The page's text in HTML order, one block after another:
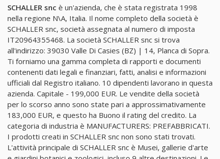
SCHALLER snc è un'azienda, che è stata registrata 1998
nella regione N\A, Italia. Il nome completo della società è
SCHALLER snc, società assegnata al numero di imposta
IT20964355468. La società SCHALLER snc si trova
all'indirizzo: 39030 Valle Di Casies (BZ) | 14, Planca di Sopra.
Ti forniamo una gamma completa di rapporti e documenti
contenenti dati legali e finanziari, fatti, analisi e informazioni
ufficiali dal Registro italiano. 10 dipendenti lavorano in questa
azienda. Capitale - 199,000 EUR. Le vendite della società
per lo scorso anno sono state pari a approssimativamente
183,000 EUR, e questo ha Buono il rating del credito. La
categoria di industria è MANUFACTURERS: PREFABBRICATI.
I prodotti creati in SCHALLER snc non sono stati trovati.
L'attività principale di SCHALLER snc è Musei, gallerie d'arte